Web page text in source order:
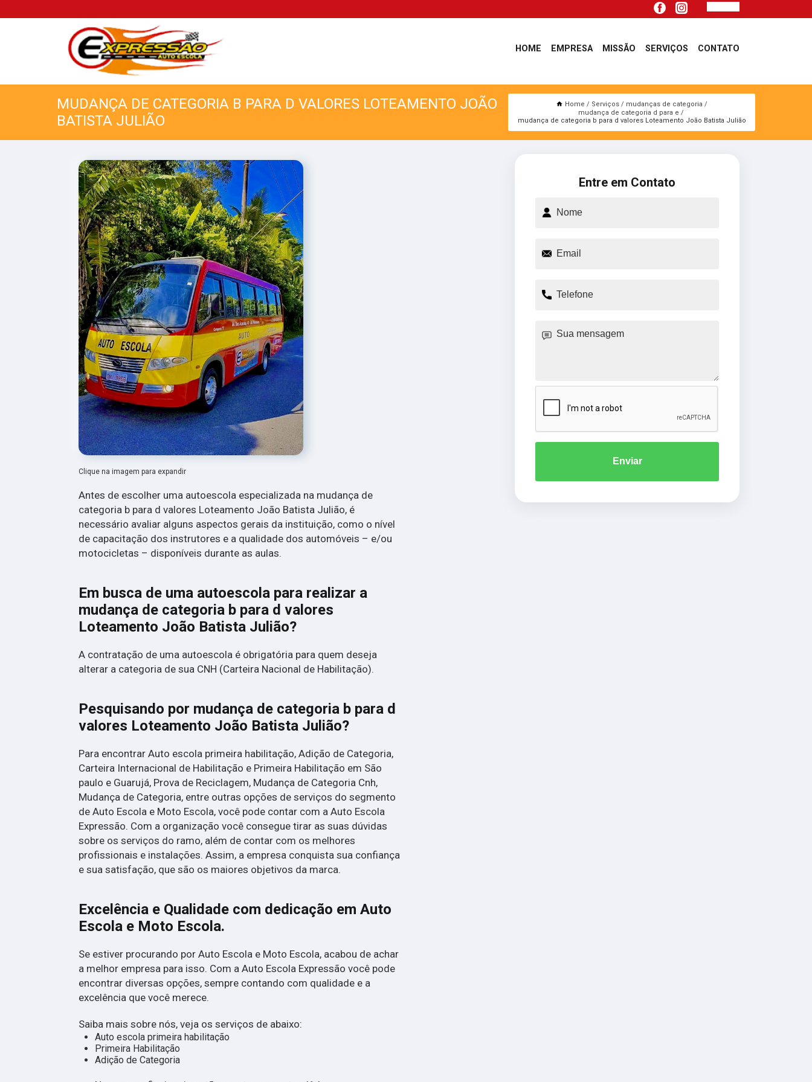
HOME EMPRESA MISSÃO SERVIÇOS CONTATO
MUDANÇA DE CATEGORIA B PARA D VALORES LOTEAMENTO JOÃO
BATISTA JULIÃO
Home Serviços
mudanças de categoria
mudança de categoria d para e
mudança de categoria b para d valores Loteamento João Batista Julião
Clique na imagem para expandir
Antes de escolher uma autoescola especializada na mudança de
categoria b para d valores Loteamento João Batista Julião, é
necessário avaliar alguns aspectos gerais da instituição, como o nível
de capacitação dos instrutores e a qualidade dos automóveis – e/ou
motocicletas – disponíveis durante as aulas.
Em busca de uma autoescola para realizar a
mudança de categoria b para d valores
Loteamento João Batista Julião?
A contratação de uma autoescola é obrigatória para quem deseja
alterar a categoria de sua CNH (Carteira Nacional de Habilitação).
Pesquisando por mudança de categoria b para d
valores Loteamento João Batista Julião?
Para encontrar Auto escola primeira habilitação, Adição de Categoria,
Carteira Internacional de Habilitação e Primeira Habilitação em São
paulo e Guarujá, Prova de Reciclagem, Mudança de Categoria Cnh,
Mudança de Categoria, entre outras opções de serviços do segmento
de Auto Escola e Moto Escola, você pode contar com a Auto Escola
Expressão. Com a organização você consegue tirar as suas dúvidas
sobre os serviços do ramo, além de contar com os melhores
profissionais e instalações. Assim, a empresa conquista sua confiança
e sua satisfação, que são os maiores objetivos da marca.
Excelência e Qualidade com dedicação em Auto
Escola e Moto Escola.
Se estiver procurando por Auto Escola e Moto Escola, acabou de achar
a melhor empresa para isso. Com a Auto Escola Expressão você pode
encontrar diversas opções, sempre contando com qualidade e a
excelência que você merece.
Saiba mais sobre nós, veja os serviços de abaixo:
Auto escola primeira habilitação
Primeira Habilitação
Adição de Categoria
Entre em Contato
Enviar